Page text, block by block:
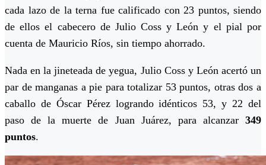
cada lazo de la terna fue calificado con 23 puntos, siendo
de ellos el cabecero de Julio Coss y León y el pial por
cuenta de Mauricio Ríos, sin tiempo ahorrado.
Nada en la jineteada de yegua, Julio Coss y León acertó un
par de manganas a pie para totalizar 53 puntos, otras dos a
caballo de Óscar Pérez logrando idénticos 53, y 22 del
paso de la muerte de Juan Juárez, para alcanzar 349
puntos.